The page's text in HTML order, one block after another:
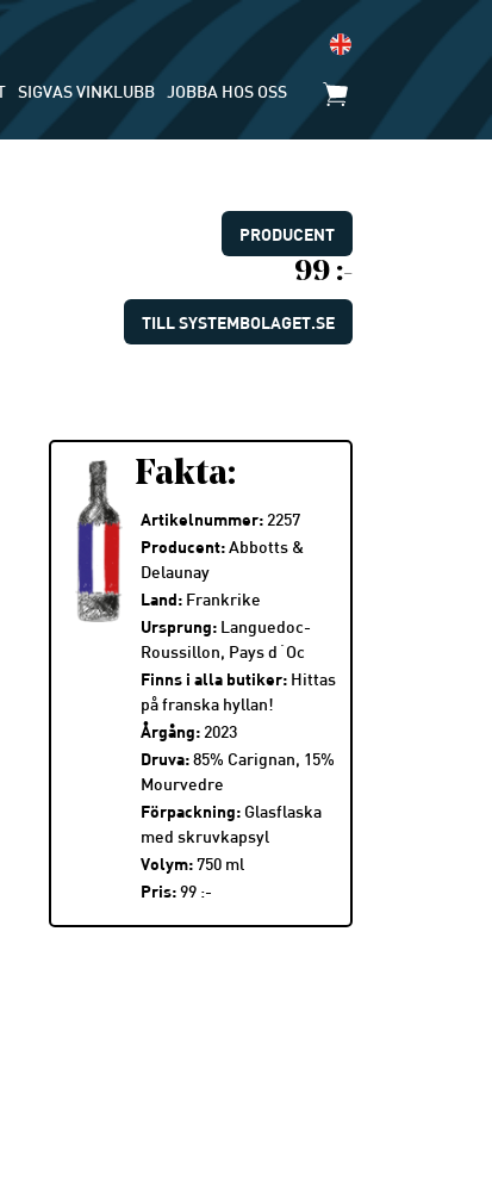
SIGVAS VINKLUBB JOBBA HOS OSS
PRODUCENT
99 :-
TILL SYSTEMBOLAGET.SE
Fakta:
Artikelnummer:2257
Producent:Abbotts &
Delaunay
Land:Frankrike
Ursprung:Languedoc-
Roussillon, Pays d´Oc
Finns i alla butiker:Hittas
på franska hyllan!
Årgång:2023
Druva:85% Carignan, 15%
Mourvedre
Förpackning:Glasflaska
med skruvkapsyl
Volym:750 ml
Pris:99 :-